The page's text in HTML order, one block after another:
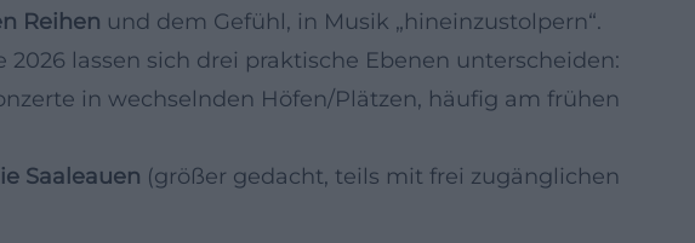
Reihen und dem Gefühl, in Musik „hineinzustolpern“.
lassen sich drei praktische Ebenen unterscheiden:
in wechselnden Höfen/Plätzen, häufig am frühen
Saaleauen (größer gedacht, teils mit frei zugänglichen